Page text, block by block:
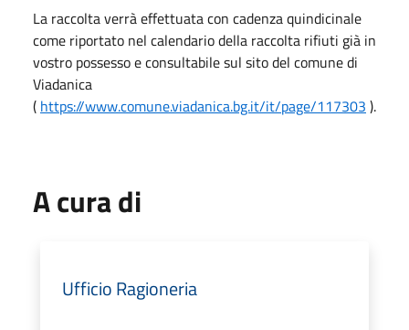
La raccolta verrà effettuata con cadenza quindicinale
come riportato nel calendario della raccolta rifiuti già in
vostro possesso e consultabile sul sito del comune di
Viadanica
( https://www.comune.viadanica.bg.it/it/page/117303 ).
A cura di
Ufficio Ragioneria